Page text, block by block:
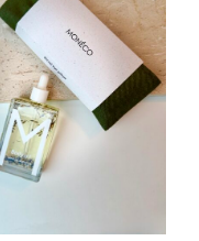
ДОБАВЯНЕ В